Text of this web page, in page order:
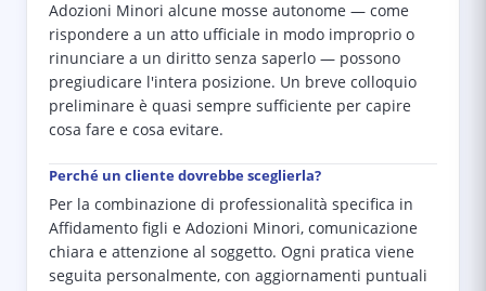
Adozioni Minori alcune mosse autonome — come
rispondere a un atto ufficiale in modo improprio o
rinunciare a un diritto senza saperlo — possono
pregiudicare l'intera posizione. Un breve colloquio
preliminare è quasi sempre sufficiente per capire
cosa fare e cosa evitare.
Perché un cliente dovrebbe sceglierla?
Per la combinazione di professionalità specifica in
Affidamento figli e Adozioni Minori, comunicazione
chiara e attenzione al soggetto. Ogni pratica viene
seguita personalmente, con aggiornamenti puntuali